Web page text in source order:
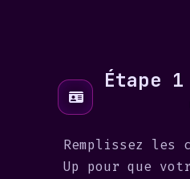
Étape
Remplissez les
Up pour que